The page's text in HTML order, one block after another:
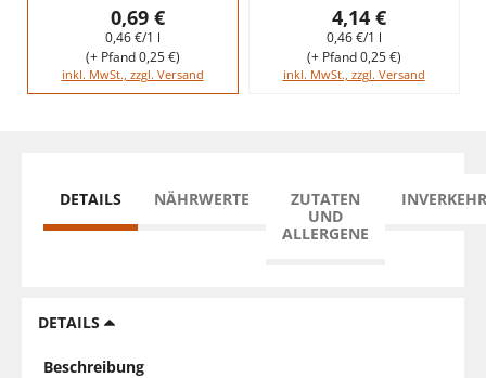
0,69 €
0,46 €/1 l
inkl. MwSt., zzgl. Versand
(+ Pfand 0,25 €)
4,14 €
0,46 €/1 l
inkl. MwSt., zzgl. Versand
(+ Pfand 0,25 €)
DETAILS NÄHRWERTE
ZUTATEN
UND
ALLERGENE
DETAILS
Beschreibung